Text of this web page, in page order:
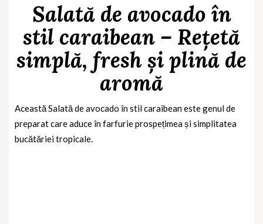
Salată de avocado în
stil caraibean – Rețetă
simplă, fresh și plină de
aromă
Această Salată de avocado în stil caraibean este genul de
preparat care aduce în farfurie prospețimea și simplitatea
bucătăriei tropicale.